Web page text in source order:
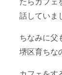
話していま
ちなみに父
堺区育ちな